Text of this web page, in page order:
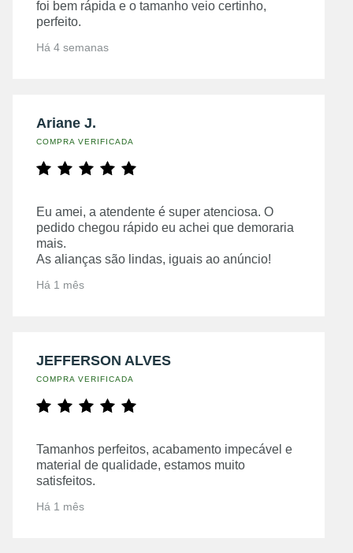
foi bem rápida e o tamanho veio certinho,
perfeito.
Há 4 semanas
Ariane J.
COMPRA VERIFICADA
Eu amei, a atendente é super atenciosa. O
pedido chegou rápido eu achei que demoraria
mais.
As alianças são lindas, iguais ao anúncio!
Há 1 mês
JEFFERSON ALVES
COMPRA VERIFICADA
Tamanhos perfeitos, acabamento impecável e
material de qualidade, estamos muito
satisfeitos.
Há 1 mês